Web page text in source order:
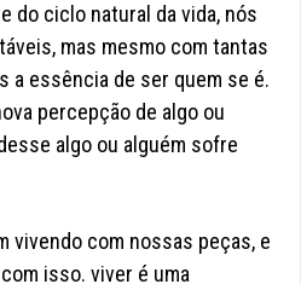
do ciclo natural da vida, nós
mas mesmo com tantas
a essência de ser quem se é.
percepção de algo ou
algo ou alguém sofre
vivendo com nossas peças, e
isso. viver é uma